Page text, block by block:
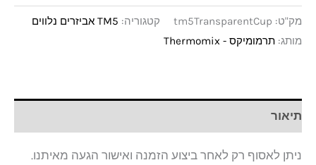
מק"ט: tm5TransparentCup קטגוריה: TM5 אביזרים נלווים
מותג: תרמומיקס - Thermomix
תיאור
ניתן לאסוף רק לאחר ביצוע הזמנה ואישור הגעה מאיתנו.